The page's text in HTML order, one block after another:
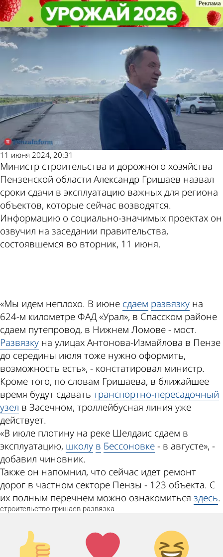
Названы сроки сдачи важных
объектов в Пензенской области
Общество
11 июня 2024, 20:31
Министр строительства и дорожного хозяйства
Пензенской области Александр Гришаев назвал
сроки сдачи в эксплуатацию важных для региона
объектов, которые сейчас возводятся.
Информацию о социально-значимых проектах он
озвучил на заседании правительства,
состоявшемся во вторник, 11 июня.
«Мы идем неплохо. В июне сдаем развязку на
624-м километре ФАД «Урал», в Спасском районе
сдаем путепровод, в Нижнем Ломове - мост.
Развязку на улицах Антонова-Измайлова в Пензе
до середины июля тоже нужно оформить,
возможность есть», - констатировал министр.
Кроме того, по словам Гришаева, в ближайшее
время будут сдавать транспортно-пересадочный
узел в Засечном, троллейбусная линия уже
действует.
«В июле плотину на реке Шелдаис сдаем в
эксплуатацию, школу в Бессоновке- в августе», -
добавил чиновник.
Также он напомнил, что сейчас идет ремонт
дорог в частном секторе Пензы - 123 объекта. С
их полным перечнем можно ознакомиться здесь.
строительство гришаев развязка
Палец
вверх!
Лайк!
Дикий
смех!
Названы сроки сдачи важных
объектов в Пензенской области
Общество
Другие новости по
теме
Погода и курсы
валют в Пензе